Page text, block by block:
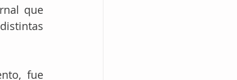
que
fue